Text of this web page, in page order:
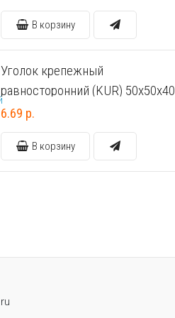
В корзину
Уголок крепежный
равносторонний (KUR) 50х50х40
6.69 р.
В корзину